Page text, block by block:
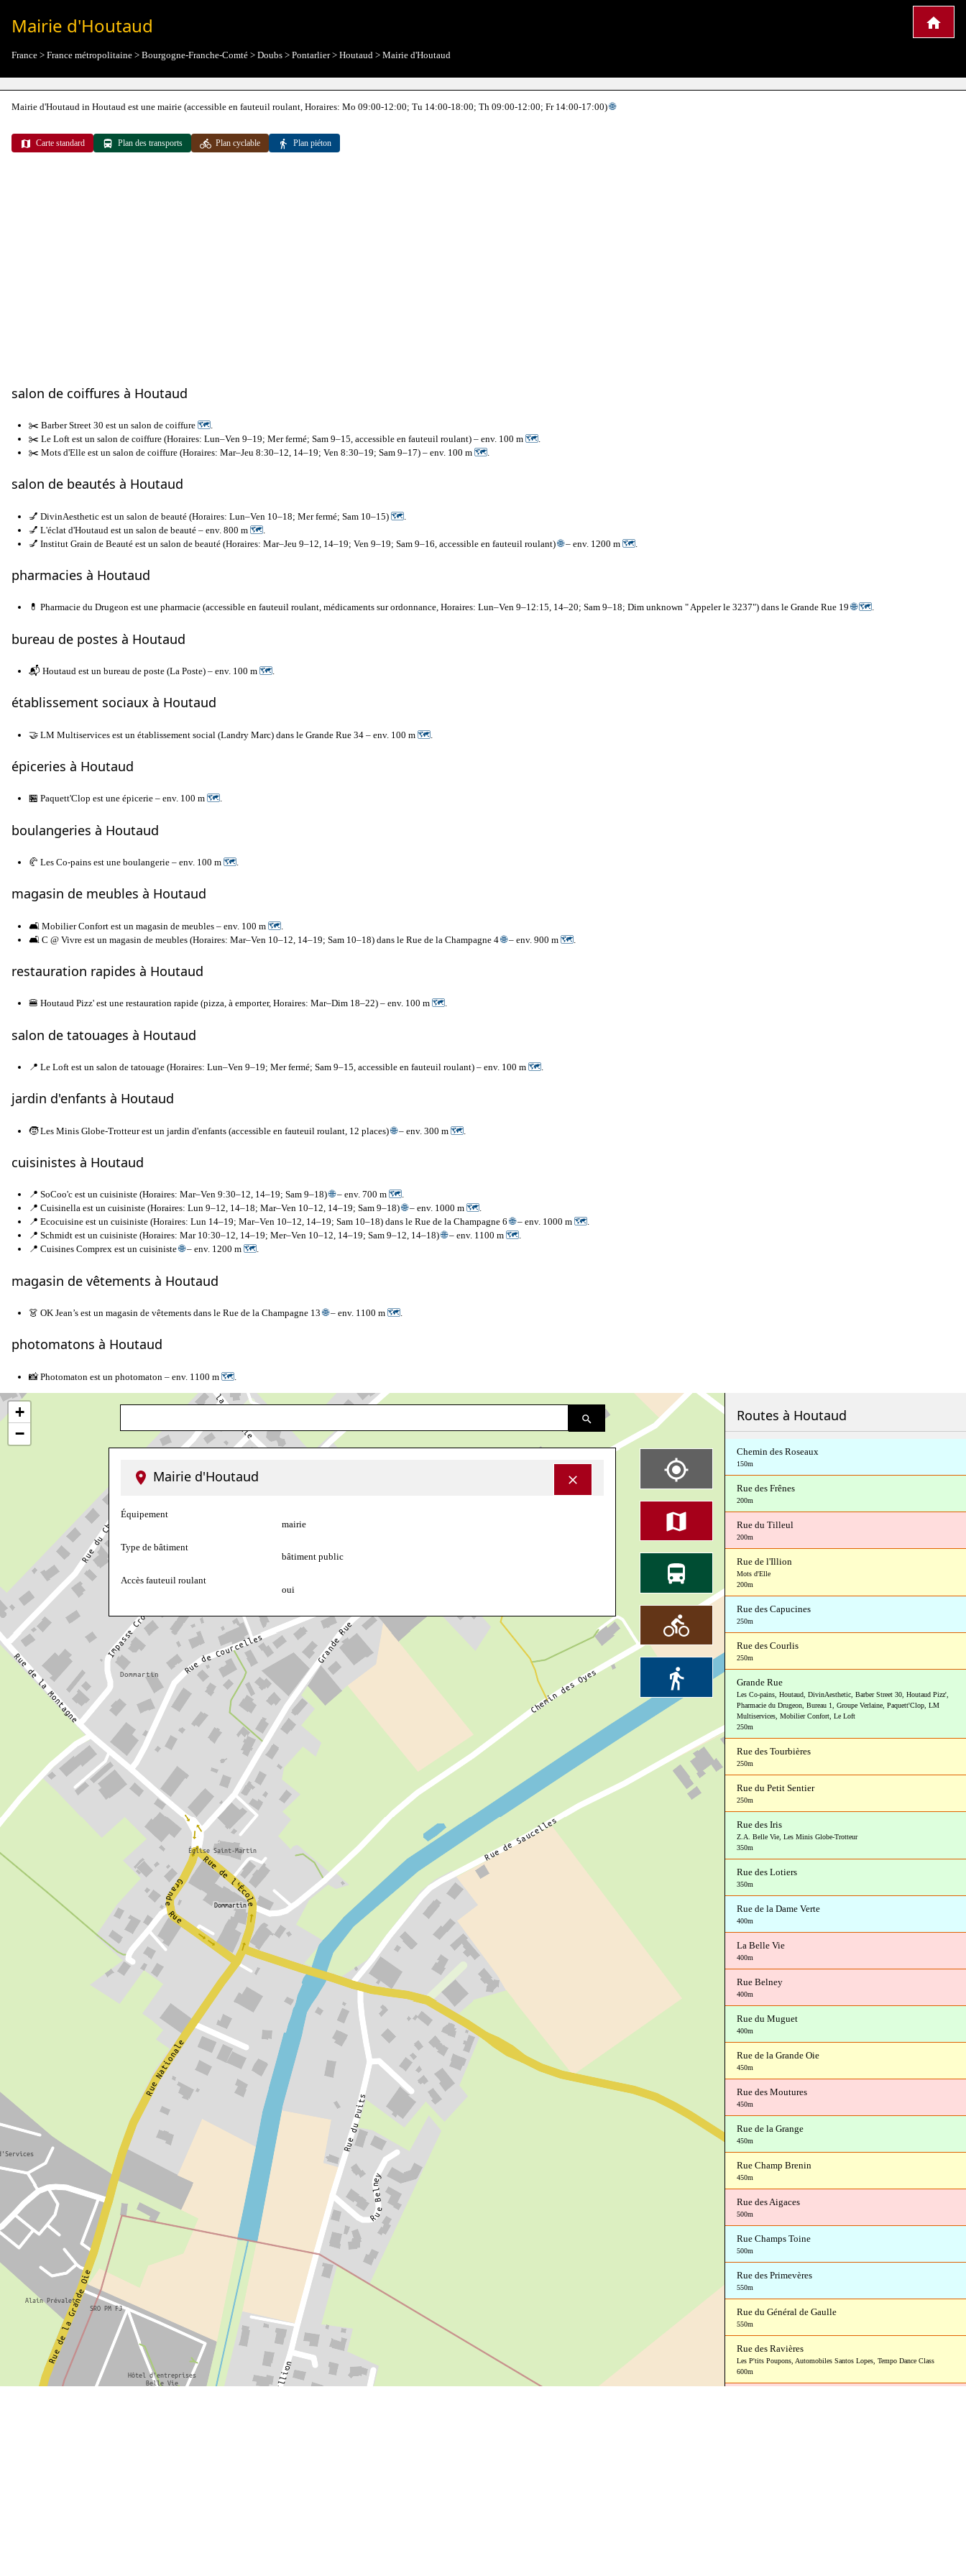
Mairie d'Houtaud
France > France métropolitaine > Bourgogne-Franche-Comté > Doubs > Pontarlier> Houtaud > Mairie d'Houtaud
Mairie d'Houtaud in Houtaud est une mairie (accessible en fauteuil roulant, Horaires: Mo 09:00-12:00; Tu 14:00-18:00; Th 09:00-12:00; Fr 14:00-17:00)🌐
Carte standard Plan des transports Plan cyclable Plan piéton
salon de coiffures à Houtaud
✂️ Barber Street 30 est un salon de coiffure 🗺.
✂️ Le Loft est un salon de coiffure (Horaires: Lun–Ven 9–19; Mer fermé; Sam 9–15, accessible en fauteuil roulant) – env. 100 m 🗺.
✂️ Mots d'Elle est un salon de coiffure (Horaires: Mar–Jeu 8:30–12, 14–19; Ven 8:30–19; Sam 9–17) – env. 100 m 🗺.
salon de beautés à Houtaud
💅 DivinAesthetic est un salon de beauté (Horaires: Lun–Ven 10–18; Mer fermé; Sam 10–15) 🗺
💅 L'éclat d'Houtaud est un salon de beauté – env. 800 m 🗺
💅 Institut Grain de Beauté est un salon de beauté (Horaires: Mar–Jeu 9–12, 14–19; Ven 9–19; Sam 9–16, accessible en fauteuil roulant)🌐– env. 1200 m 🗺
pharmacies à Houtaud
💊 Pharmacie du Drugeon est une pharmacie (accessible en fauteuil roulant, médicaments sur ordonnance, Horaires: Lun–Ven 9–12:15, 14–20; Sam 9–18; Dim unknown " Appeler le 3237") dans le Grande Rue 19🌐 🗺.
bureau de postes à Houtaud
📬 Houtaud est un bureau de poste (La Poste) – env. 100 m 🗺.
établissement sociaux à Houtaud
🤝 LM Multiservices est un établissement social (Landry Marc) dans le Grande Rue 34 – env. 100 m 🗺
épiceries à Houtaud
🏪 Paquett'Clop est une épicerie – env. 100 m 🗺.
boulangeries à Houtaud
🥐 Les Co-pains est une boulangerie – env. 100 m 🗺.
magasin de meubles à Houtaud
🛋️ Mobilier Confort est un magasin de meubles – env. 100 m 🗺
🛋️ C @ Vivre est un magasin de meubles (Horaires: Mar–Ven 10–12, 14–19; Sam 10–18) dans le Rue de la Champagne 4🌐– env. 900 m 🗺
restauration rapides à Houtaud
🍔 Houtaud Pizz' est une restauration rapide (pizza, à emporter, Horaires: Mar–Dim 18–22) – env. 100 m 🗺.
salon de tatouages à Houtaud
📍 Le Loft est un salon de tatouage (Horaires: Lun–Ven 9–19; Mer fermé; Sam 9–15, accessible en fauteuil roulant) – env. 100 m 🗺.
jardin d'enfants à Houtaud
🧒 Les Minis Globe-Trotteur est un jardin d'enfants (accessible en fauteuil roulant, 12 places)🌐– env. 300 m 🗺
cuisinistes à Houtaud
📍 SoCoo'c est un cuisiniste (Horaires: Mar–Ven 9:30–12, 14–19; Sam 9–18)🌐– env. 700 m 🗺.
📍 Cuisinella est un cuisiniste (Horaires: Lun 9–12, 14–18; Mar–Ven 10–12, 14–19; Sam 9–18)🌐– env. 1000 m 🗺.
📍 Ecocuisine est un cuisiniste (Horaires: Lun 14–19; Mar–Ven 10–12, 14–19; Sam 10–18) dans le Rue de la Champagne 6🌐– env. 1000 m 🗺.
📍 Schmidt est un cuisiniste (Horaires: Mar 10:30–12, 14–19; Mer–Ven 10–12, 14–19; Sam 9–12, 14–18)🌐– env. 1100 m 🗺.
📍 Cuisines Comprex est un cuisiniste🌐– env. 1200 m 🗺.
magasin de vêtements à Houtaud
👗 OK Jean’s est un magasin de vêtements dans le Rue de la Champagne 13🌐– env. 1100 m 🗺.
photomatons à Houtaud
📸 Photomaton est un photomaton – env. 1100 m 🗺
Mairie d'Houtaud
Équipement
mairie
Type de bâtiment
bâtiment public
Accès fauteuil roulant
oui
+
−
Routes à Houtaud
Chemin des Roseaux
150m
Rue des Frênes
200m
Rue du Tilleul
200m
Rue de l'Illion
Mots d'Elle
200m
Rue des Capucines
250m
Rue des Courlis
250m
Grande Rue
Les Co-pains, Houtaud, DivinAesthetic, Barber Street 30, Houtaud Pizz',
Pharmacie du Drugeon, Bureau 1 Groupe Verlaine, Paquett'Clop, LM
Multiservices, Mobilier Confort, Le Loft
250m
Rue des Tourbières
250m
Rue du Petit Sentier
250m
Rue des Iris
Z.A. Belle Vie, Les Minis Globe-Trotteur
350m
Rue des Lotiers
350m
Rue de la Dame Verte
400m
La Belle Vie
400m
Rue Belney
400m
Rue du Muguet
400m
Rue de la Grande Oie
450m
Rue des Moutures
450m
Rue de la Grange
450m
Rue Champ Brenin
450m
Rue des Aigaces
500m
Rue Champs Toine
500m
Rue des Primevères
550m
Rue du Général de Gaulle
550m
Rue des Ravières
Les P'tits Poupons, Automobiles Santos Lopes, Tempo Dance Class
600m